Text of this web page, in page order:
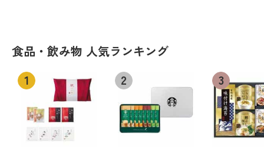
食品・飲み物 人気ランキング